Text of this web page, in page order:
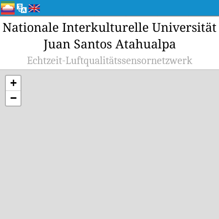
Nationale Interkulturelle Universität
Juan Santos Atahualpa
Echtzeit-Luftqualitätssensornetzwerk
+
−